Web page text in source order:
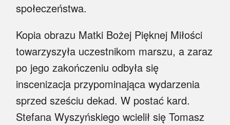
społeczeństwa.
Kopia obrazu Matki Bożej Pięknej Miłości
towarzyszyła uczestnikom marszu, a zaraz
po jego zakończeniu odbyła się
inscenizacja przypominająca wydarzenia
sprzed sześciu dekad. W postać kard.
Stefana Wyszyńskiego wcielił się Tomasz